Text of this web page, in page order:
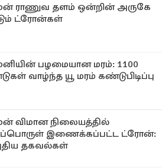
ராணுவ தளம் ஒன்றின் அருகே
ட்ரோன்கள்
பழமையான மரம்: 1100
வாழ்ந்த யூ மரம் கண்டுபிடிப்பு
விமான நிலையத்தில்
இணைக்கப்பட்ட ட்ரோன்:
தகவல்கள்